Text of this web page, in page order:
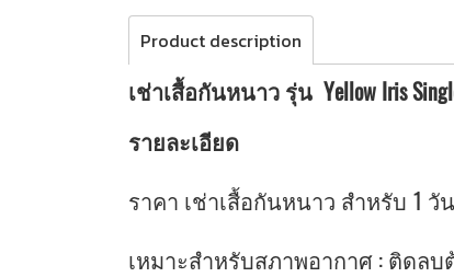
Product description
เช่าเสื้อกันหนาว รุ่น Yellow Iris Single
รายละเอียด
ราคา เช่าเสื้อกันหนาว สำหรับ 1
เหมาะสำหรับสภาพอากาศ : ติดล